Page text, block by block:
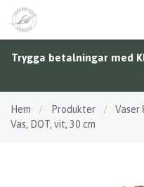
Trygga betalningar med
Hem / Produkter / Vaser
Vas, DOT, vit, 30 cm